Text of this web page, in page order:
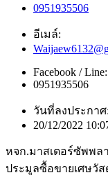
0951935506
อีเมล์:
Facebook / Line:
0951935506
วันที่ลงประกาศ:
20/12/2022
หจก.มาสเตอร์ซัพพล
ประมูลซื้อขายเศษวัส